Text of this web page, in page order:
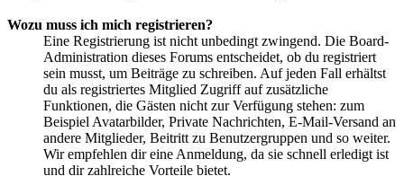
Wozu muss ich mich registrieren?
Eine Registrierung ist nicht unbedingt zwingend. Die Board-
Administration dieses Forums entscheidet, ob du registriert
sein musst, um Beiträge zu schreiben. Auf jeden Fall erhältst
du als registriertes Mitglied Zugriff auf zusätzliche
Funktionen, die Gästen nicht zur Verfügung stehen: zum
Beispiel Avatarbilder, Private Nachrichten, E-Mail-Versand an
andere Mitglieder, Beitritt zu Benutzergruppen und so weiter.
Wir empfehlen dir eine Anmeldung, da sie schnell erledigt ist
und dir zahlreiche Vorteile bietet.